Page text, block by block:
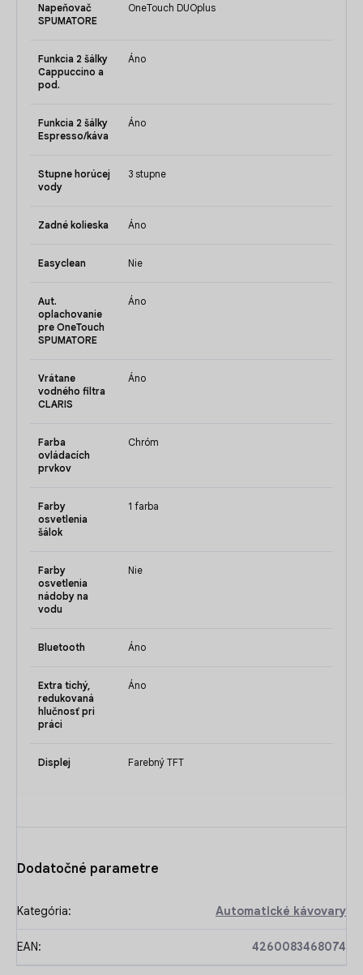
Napeňovač
SPUMATORE
OneTouch DUOplus
Funkcia 2 šálky
Cappuccino a
pod.
Áno
Funkcia 2 šálky
Espresso/káva
Áno
Stupne horúcej
vody
3 stupne
Zadné kolieska Áno
Easyclean Nie
Aut.
oplachovanie
pre OneTouch
SPUMATORE
Áno
Vrátane
vodného filtra
CLARIS
Áno
Farba
ovládacích
prvkov
Chróm
Farby
osvetlenia
šálok
1 farba
Farby
osvetlenia
nádoby na
vodu
Nie
Bluetooth Áno
Extra tichý,
redukovaná
hlučnosť pri
práci
Áno
Displej Farebný TFT
Dodatočné parametre
Kategória: Automatické kávovary
EAN: 4260083468074